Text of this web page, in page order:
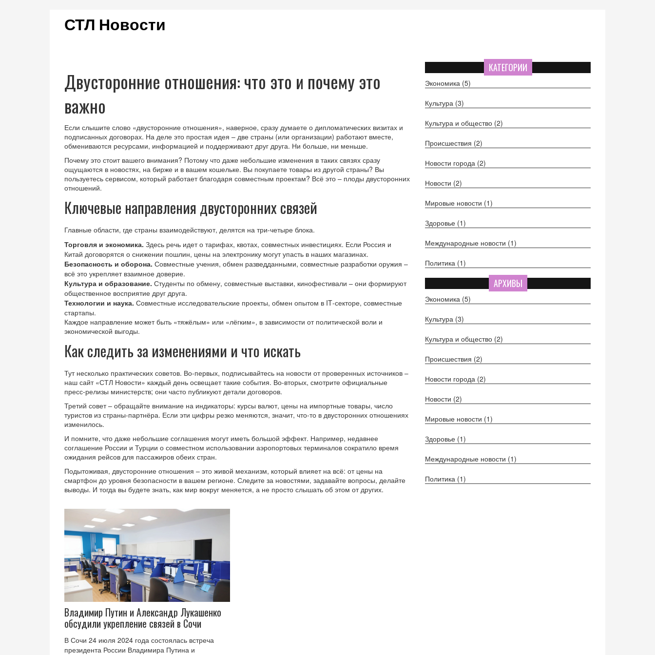
СТЛ Новости
Двусторонние отношения: что это и почему это
важно
Если слышите слово «двусторонние отношения», наверное, сразу думаете о дипломатических визитах и
подписанных договорах. На деле это простая идея – две страны (или организации) работают вместе,
обмениваются ресурсами, информацией и поддерживают друг друга. Ни больше, ни меньше.
Почему это стоит вашего внимания? Потому что даже небольшие изменения в таких связях сразу
ощущаются в новостях, на бирже и в вашем кошельке. Вы покупаете товары из другой страны? Вы
пользуетесь сервисом, который работает благодаря совместным проектам? Всё это – плоды двусторонних
отношений.
Ключевые направления двусторонних связей
Главные области, где страны взаимодействуют, делятся на три‑четыре блока.
Торговля и экономика. Здесь речь идет о тарифах, квотах, совместных инвестициях. Если Россия и
Китай договорятся о снижении пошлин, цены на электронику могут упасть в наших магазинах.
Безопасность и оборона. Совместные учения, обмен разведданными, совместные разработки оружия –
всё это укрепляет взаимное доверие.
Культура и образование. Студенты по обмену, совместные выставки, кинофестивали – они формируют
общественное восприятие друг друга.
Технологии и наука. Совместные исследовательские проекты, обмен опытом в IT‑секторе, совместные
стартапы.
Каждое направление может быть «тяжёлым» или «лёгким», в зависимости от политической воли и
экономической выгоды.
Как следить за изменениями и что искать
Тут несколько практических советов. Во-первых, подписывайтесь на новости от проверенных источников –
наш сайт «СТЛ Новости» каждый день освещает такие события. Во-вторых, смотрите официальные
пресс‑релизы министерств; они часто публикуют детали договоров.
Третий совет – обращайте внимание на индикаторы: курсы валют, цены на импортные товары, число
туристов из страны‑партнёра. Если эти цифры резко меняются, значит, что‑то в двусторонних отношениях
изменилось.
И помните, что даже небольшие соглашения могут иметь большой эффект. Например, недавнее
соглашение России и Турции о совместном использовании аэропортовых терминалов сократило время
ожидания рейсов для пассажиров обеих стран.
Подытоживая, двусторонние отношения – это живой механизм, который влияет на всё: от цены на
смартфон до уровня безопасности в вашем регионе. Следите за новостями, задавайте вопросы, делайте
выводы. И тогда вы будете знать, как мир вокруг меняется, а не просто слышать об этом от других.
Владимир Путин и Александр Лукашенко
обсудили укрепление связей в Сочи
В Сочи 24 июля 2024 года состоялась встреча
президента России Владимира Путина и
КАТЕГОРИИ
Экономика (5)
Культура (3)
Культура и общество (2)
Происшествия (2)
Новости города (2)
Новости (2)
Мировые новости (1)
Здоровье (1)
Международные новости (1)
Политика (1)
АРХИВЫ
Экономика (5)
Культура (3)
Культура и общество (2)
Происшествия (2)
Новости города (2)
Новости (2)
Мировые новости (1)
Здоровье (1)
Международные новости (1)
Политика (1)